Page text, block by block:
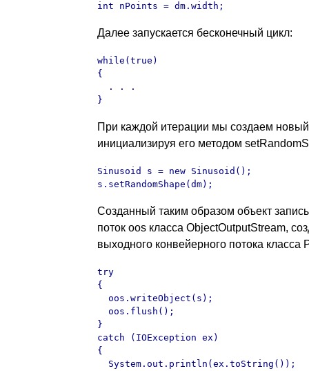
int nPoints = dm.width;
Далее запускается бесконечный цикл:
while(true)
{
  . . .
}
При каждой итерации мы создаем
инициализируя его методом
Sinusoid s = new Sinusoid();
s.setRandomShape(dm);
Созданный таким образом объект
поток oos класса ObjectOutputStream,
выходного конвейерного потока класса
try
{
  oos.writeObject(s);
  oos.flush();
}
catch (IOException ex)
{
  System.out.println(ex.toString());